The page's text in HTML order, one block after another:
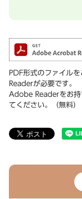
PDF形式のファイル
Readerが必要です。
Adobe Readerをお持
てください。（無料）